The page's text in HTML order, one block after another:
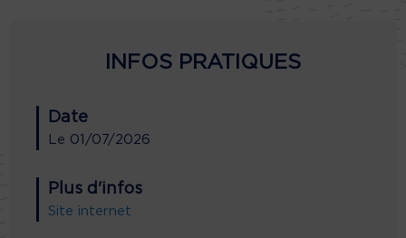
INFOS PRATIQUES
Date
Le 01/07/2026
Plus d'infos
Site internet